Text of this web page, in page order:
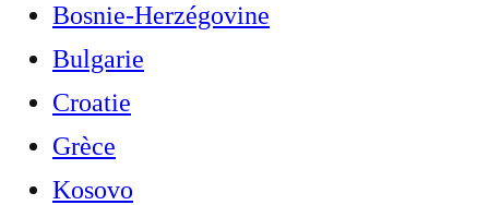
Bosnie-Herzégovine
Bulgarie
Croatie
Grèce
Kosovo